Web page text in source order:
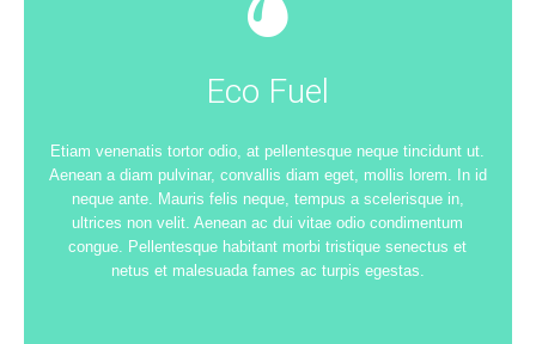
Eco Fuel
Etiam venenatis tortor odio, at pellentesque neque tincidunt ut.
Aenean a diam pulvinar, convallis diam eget, mollis lorem. In id
neque ante. Mauris felis neque, tempus a scelerisque in,
ultrices non velit. Aenean ac dui vitae odio condimentum
congue. Pellentesque habitant morbi tristique senectus et
netus et malesuada fames ac turpis egestas.